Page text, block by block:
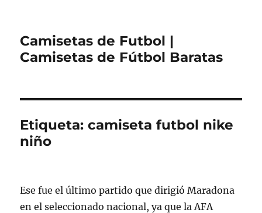
Camisetas de Futbol |
Camisetas de Fútbol Baratas
Etiqueta:camiseta futbol nike
niño
Ese fue el último partido que dirigió Maradona
en el seleccionado nacional, ya que la AFA